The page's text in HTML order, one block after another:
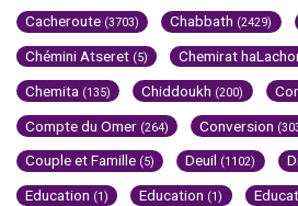
Cacheroute (3703) Chabbath (2429)
Chémini Atseret (5) Chemirat
Chemita (135) Chiddoukh (200)
Compte du Omer (264) Conversion
Couple et Famille (5) Deuil (1102)
Education (1) Education (1)